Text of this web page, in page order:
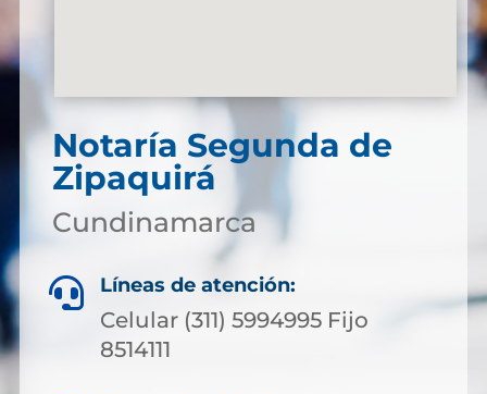
Notaría Segunda de
Zipaquirá
Cundinamarca
 Líneas de atención:
Celular (311) 5994995 Fijo
8514111